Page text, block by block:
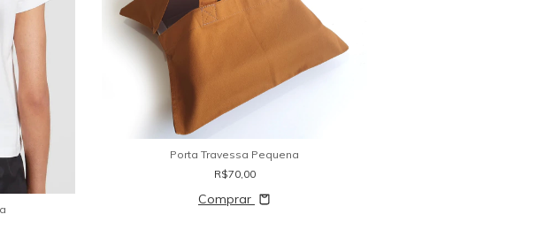
Porta Travessa Pequena
R$70,00
Comprar